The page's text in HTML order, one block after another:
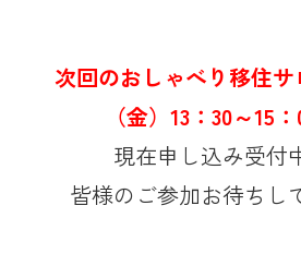
次回のおしゃべり移住サ
（金）13：30～15：
現在申し込み受付
皆様のご参加お待ちし